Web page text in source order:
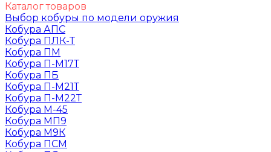
Каталог товаров
Выбор кобуры по модели оружия
Кобура АПС
Кобура ПЛК-Т
Кобура ПМ
Кобура П-М17Т
Кобура ПБ
Кобура П-М21Т
Кобура П-М22Т
Кобура М-45
Кобура МП9
Кобура М9К
Кобура ПСМ